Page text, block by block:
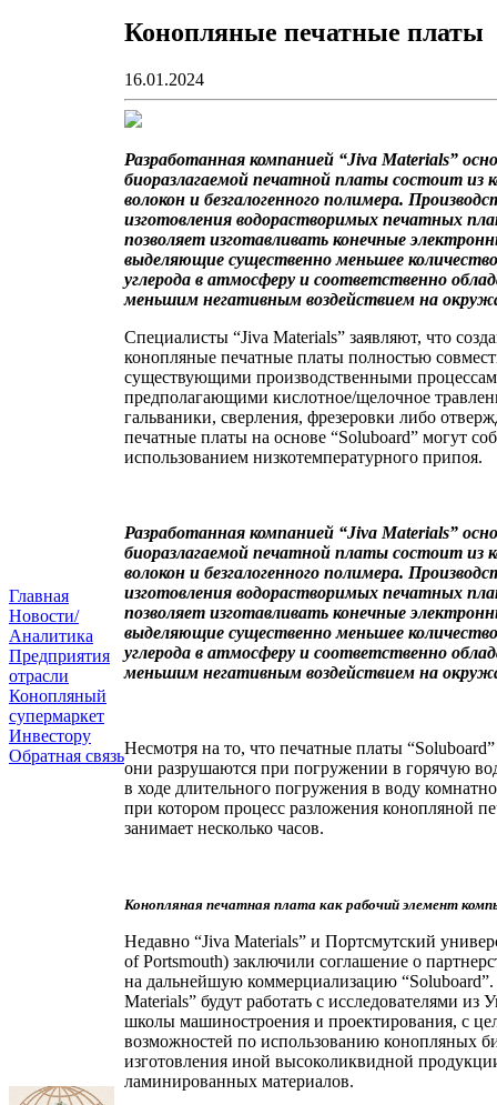
Главная
Новости/
Аналитика
Предприятия
отрасли
Конопляный
супермаркет
Инвестору
Обратная связь
Конопляные печатные платы
16.01.2024
Разработанная компанией “Jiva Materials”
биоразлагаемой печатной платы состоит из
волокон и безгалогенного полимера.
изготовления водорастворимых печатных
позволяет изготавливать конечные
выделяющие существенно меньшее
углерода в атмосферу и соответственно
меньшим негативным воздействием на
Специалисты “Jiva Materials” заявляют, что
конопляные печатные платы полностью
существующими производственными
предполагающими кислотное/щелочное
гальваники, сверления, фрезеровки либо
печатные платы на основе “Soluboard” могут
использованием низкотемпературного припоя.
Разработанная компанией “Jiva Materials”
биоразлагаемой печатной платы состоит из
волокон и безгалогенного полимера.
изготовления водорастворимых печатных
позволяет изготавливать конечные
выделяющие существенно меньшее
углерода в атмосферу и соответственно
меньшим негативным воздействием на
Несмотря на то, что печатные платы
они разрушаются при погружении в горячую
в ходе длительного погружения в воду
при котором процесс разложения конопляной
занимает несколько часов.
Конопляная печатная плата как рабочий элемент
Недавно “Jiva Materials” и Портсмутский
of Portsmouth) заключили соглашение о
на дальнейшую коммерциализацию
Materials” будут работать с исследователями из
школы машиностроения и проектирования, с
возможностей по использованию конопляных
изготовления иной высоколиквидной
ламинированных материалов.